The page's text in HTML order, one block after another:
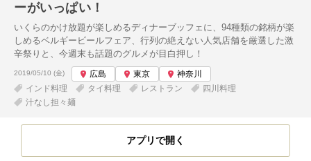
ーがいっぱい！
いくらのかけ放題が楽しめるディナーブッフェに、94種類の銘柄が楽
しめるベルギービールフェア、行列の絶えない人気店舗を厳選した激
辛祭りと、今週末も話題のグルメが目白押し！
投稿日:
2019/05/10 (金) 広島 東京
神奈川
インド料理
タイ料理 レストラン
四川料理
汁なし担々麺
アプリで開く